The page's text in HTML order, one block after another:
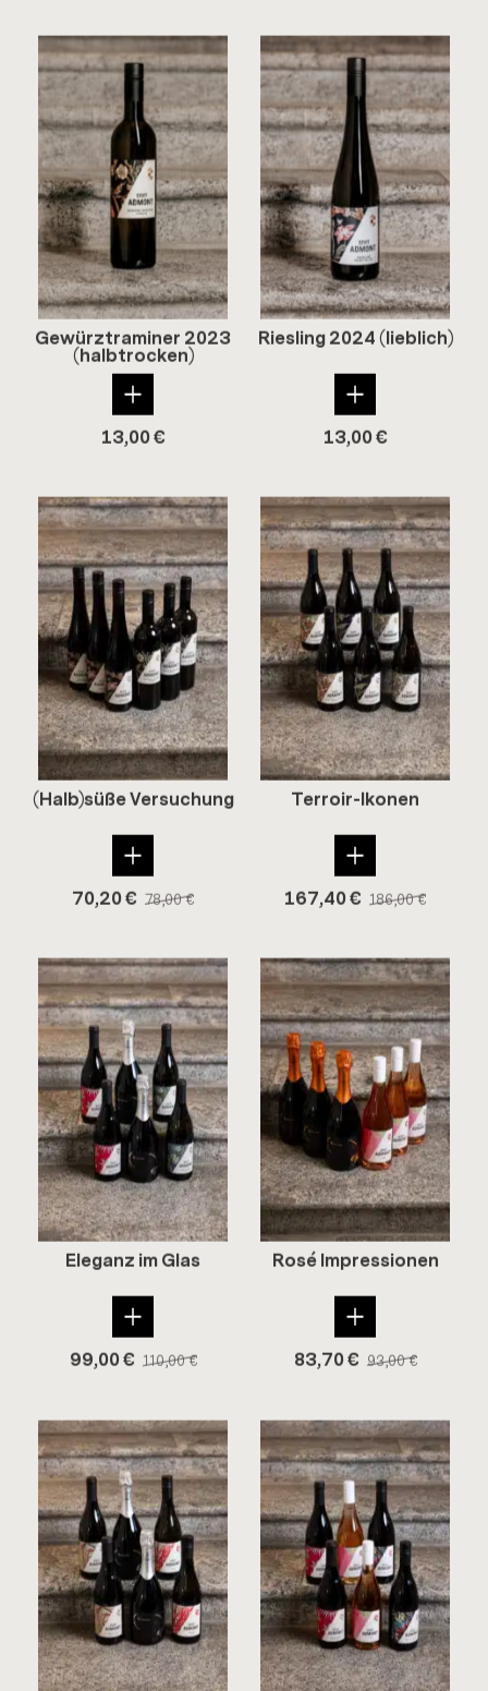
Ge­würz­tra­mi­ner 2023
(halb­tro­cken)
13,00€
Ries­ling 2024 (lieb­lich)
13,00€
(Halb)süße Ver­su­chung
70,20€ 78,00€
Terroir-​Ikonen
167,40€ 186,00€
Ele­ganz im Glas
99,00€ 110,00€
Rosé Im­pres­sio­nen
83,70€ 93,00€